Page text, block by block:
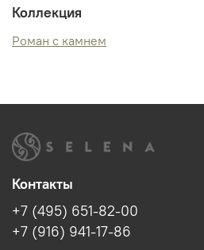
Коллекция
Роман с камнем
Контакты
+7 (495) 651-82-00
+7 (916) 941-17-86